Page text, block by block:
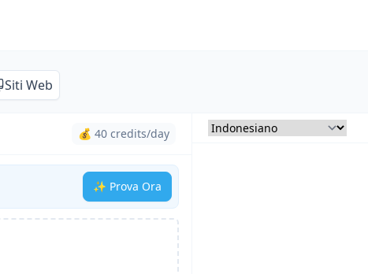
Siti Web
💰 40 credits/day
✨ Prova Ora